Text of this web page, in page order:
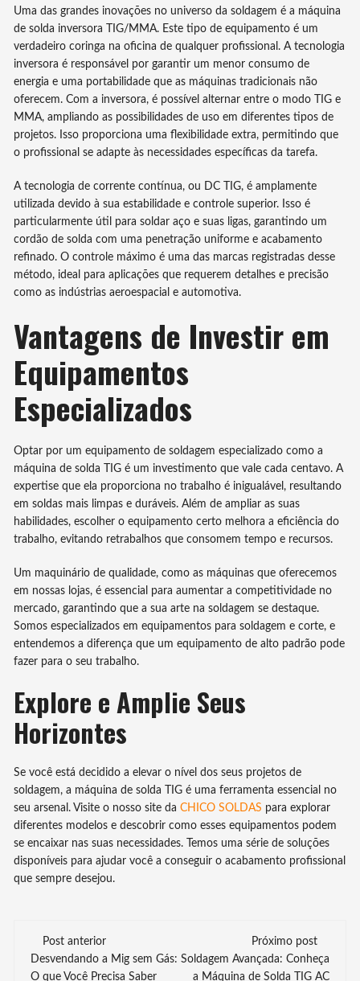
Uma das grandes inovações no universo da soldagem é a máquina
de solda inversora TIG/MMA. Este tipo de equipamento é um
verdadeiro coringa na oficina de qualquer profissional. A tecnologia
inversora é responsável por garantir um menor consumo de
energia e uma portabilidade que as máquinas tradicionais não
oferecem. Com a inversora, é possível alternar entre o modo TIG e
MMA, ampliando as possibilidades de uso em diferentes tipos de
projetos. Isso proporciona uma flexibilidade extra, permitindo que
o profissional se adapte às necessidades específicas da tarefa.
A tecnologia de corrente contínua, ou DC TIG, é amplamente
utilizada devido à sua estabilidade e controle superior. Isso é
particularmente útil para soldar aço e suas ligas, garantindo um
cordão de solda com uma penetração uniforme e acabamento
refinado. O controle máximo é uma das marcas registradas desse
método, ideal para aplicações que requerem detalhes e precisão
como as indústrias aeroespacial e automotiva.
Vantagens de Investir em
Equipamentos
Especializados
Optar por um equipamento de soldagem especializado como a
máquina de solda TIG é um investimento que vale cada centavo. A
expertise que ela proporciona no trabalho é inigualável, resultando
em soldas mais limpas e duráveis. Além de ampliar as suas
habilidades, escolher o equipamento certo melhora a eficiência do
trabalho, evitando retrabalhos que consomem tempo e recursos.
Um maquinário de qualidade, como as máquinas que oferecemos
em nossas lojas, é essencial para aumentar a competitividade no
mercado, garantindo que a sua arte na soldagem se destaque.
Somos especializados em equipamentos para soldagem e corte, e
entendemos a diferença que um equipamento de alto padrão pode
fazer para o seu trabalho.
Explore e Amplie Seus
Horizontes
Se você está decidido a elevar o nível dos seus projetos de
soldagem, a máquina de solda TIG é uma ferramenta essencial no
seu arsenal. Visite o nosso site daCHICO SOLDAS para explorar
diferentes modelos e descobrir como esses equipamentos podem
se encaixar nas suas necessidades. Temos uma série de soluções
disponíveis para ajudar você a conseguir o acabamento profissional
que sempre desejou.
Navegação
Post anterior
Desvendando a Mig sem Gás:
O que Você Precisa Saber
Próximo post
Soldagem Avançada: Conheça
a Máquina de Solda TIG AC